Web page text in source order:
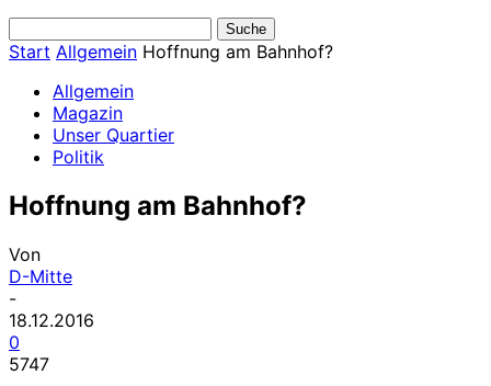
Start Allgemein Hoffnung am Bahnhof?
Allgemein
Magazin
Unser Quartier
Politik
Hoffnung am Bahnhof?
Von
D-Mitte
-
18.12.2016
0
5747